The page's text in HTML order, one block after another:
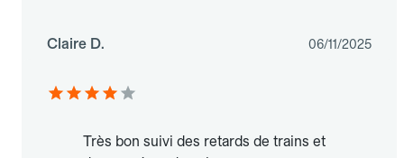
Claire D. 06/11/2025
Très bon suivi des retards de trains et